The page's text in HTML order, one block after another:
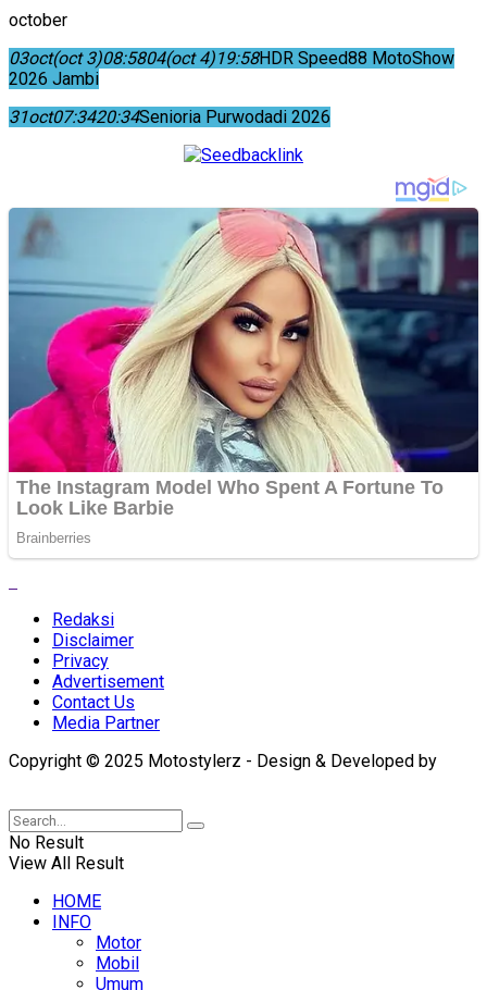
october
03oct(oct 3)08:5804(oct 4)19:58HDR Speed88 MotoShow
2026 Jambi
31oct07:3420:34Senioria Purwodadi 2026
Redaksi
Disclaimer
Privacy
Advertisement
Contact Us
Media Partner
Copyright © 2025 Motostylerz - Design & Developed by
No Result
View All Result
HOME
INFO
Motor
Mobil
Umum